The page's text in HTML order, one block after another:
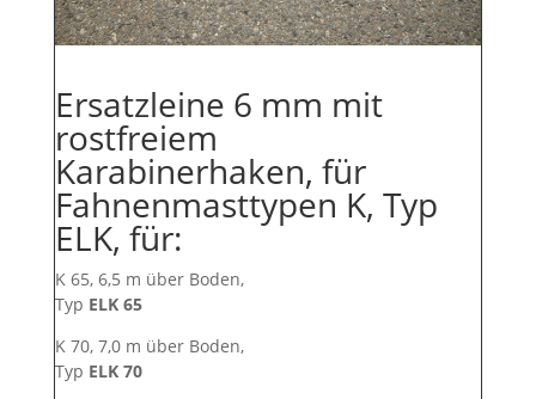
Ersatzleine 6 mm mit
rostfreiem
Karabinerhaken, für
Fahnenmasttypen K, Typ
ELK, für:
K 65, 6,5 m über Boden,
Typ ELK 65
K 70, 7,0 m über Boden,
Typ ELK 70